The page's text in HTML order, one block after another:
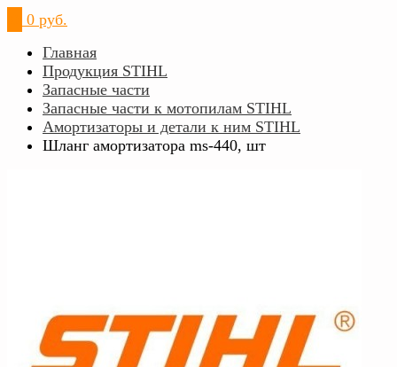
0 руб.
Главная
Продукция STIHL
Запасные части
Запасные части к мотопилам STIHL
Амортизаторы и детали к ним STIHL
Шланг амортизатора ms-440, шт